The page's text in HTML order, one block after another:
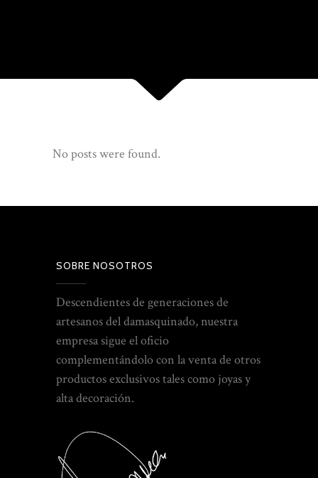
No posts were found.
SOBRE NOSOTROS
Descendientes de generaciones de
artesanos del damasquinado, nuestra
empresa sigue el oficio
complementándolo con la venta de otros
productos exclusivos tales como joyas y
alta decoración.